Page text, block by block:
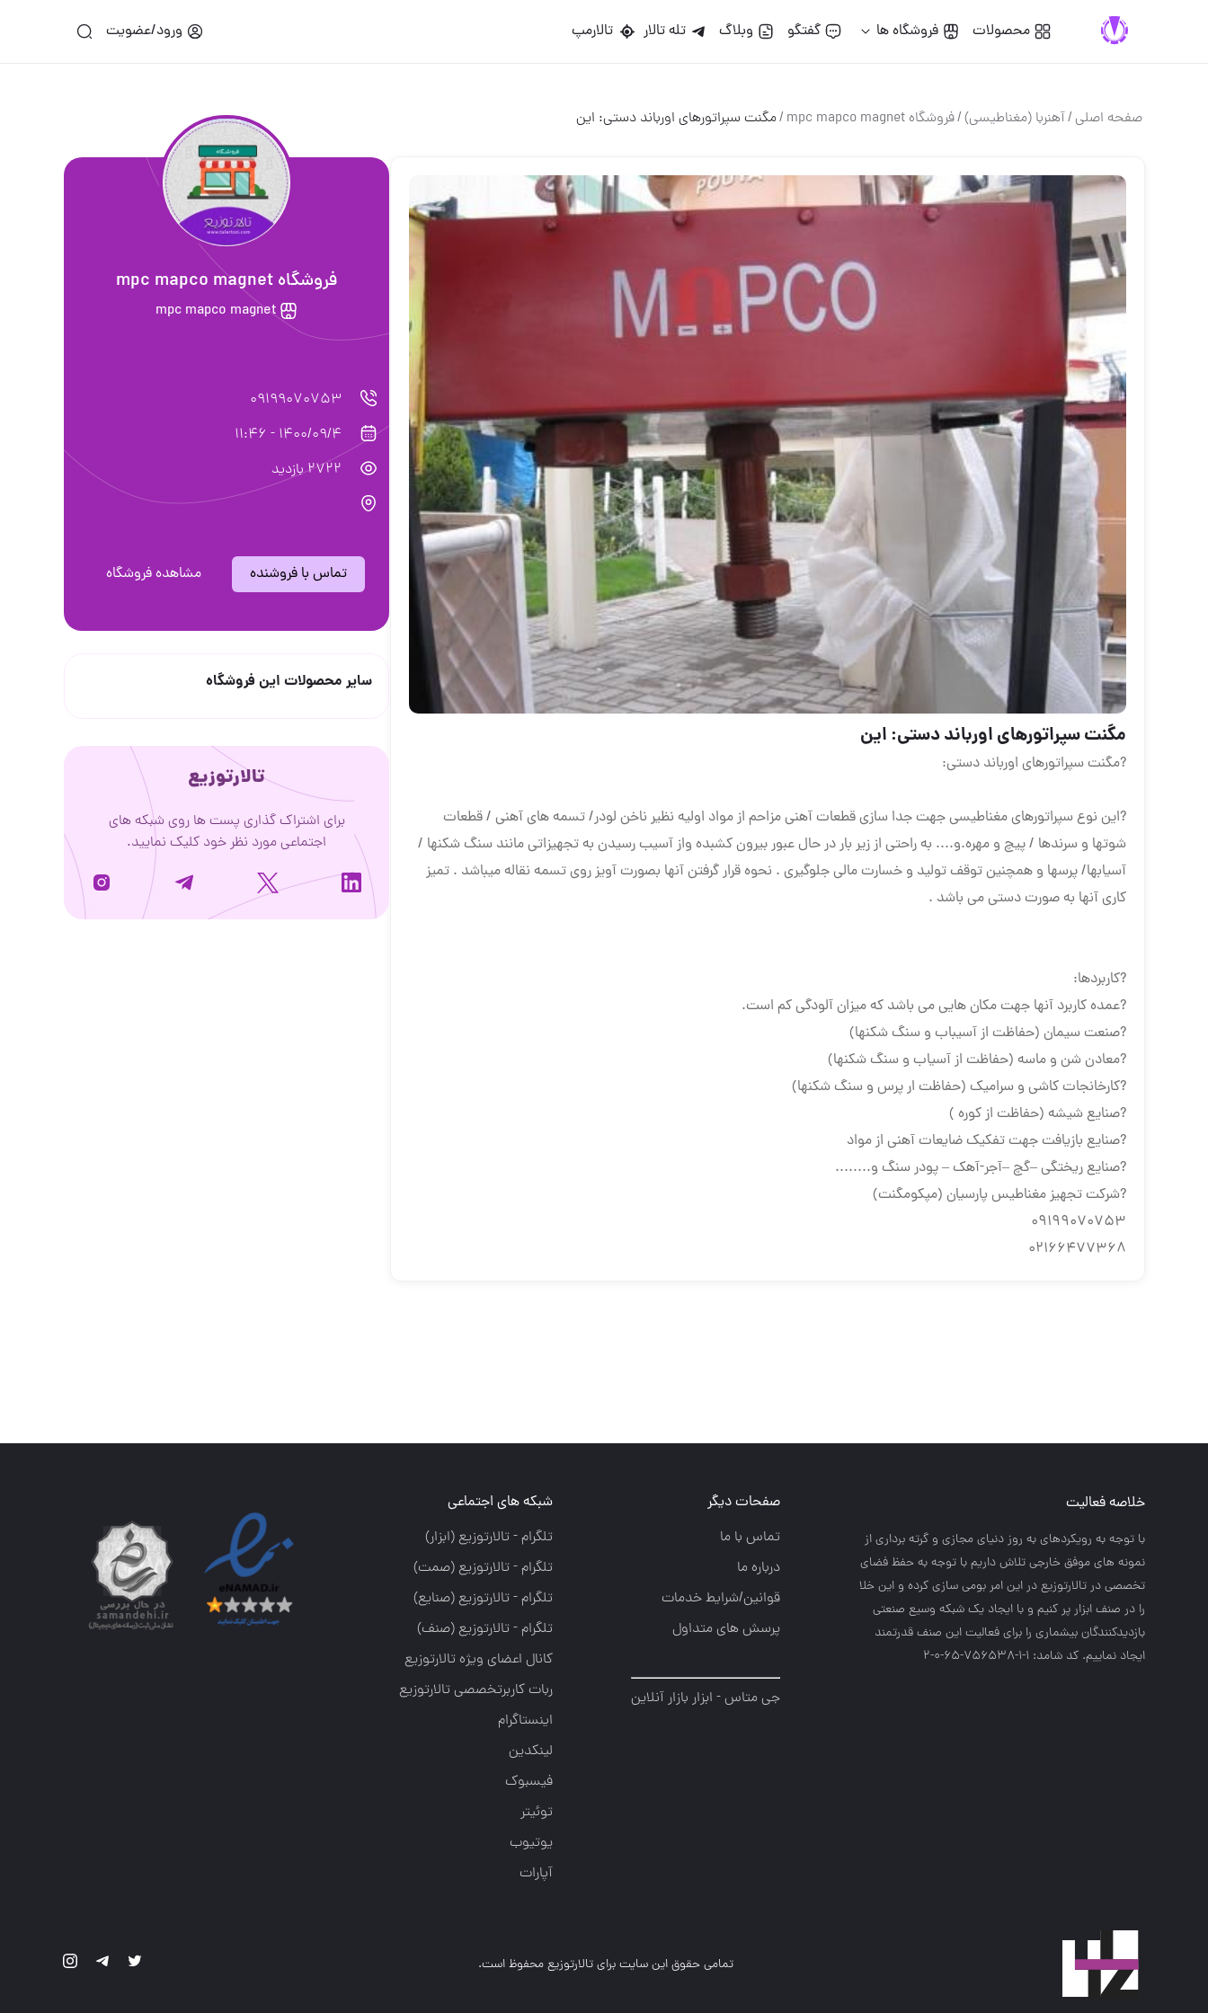
محصولات فروشگاه ها گفتگو وبلاگ تله تالار تالارمپ ورود/عضویت
صفحه اصلی/آهنربا (مغناطيسي) /فروشگاه mpc mapco magnet /مگنت سپراتورهای اورباند دستی: این
مگنت سپراتورهای اورباند دستی: این
?مگنت سپراتورهای اورباند دستی:
?این نوع سپراتورهای مغناطیسی جهت جدا سازی قطعات آهنی مزاحم از مواد اولیه نظیر ناخن لودر/ تسمه های آهنی / قطعات
شوتها و سرندها / پیچ و مهره.و.... به راحتی از زیر بار در حال عبور بیرون کشبده واز آسیب رسیدن به تجهیزاتی مانند سنگ شکنها /
آسیابها/ پرسها و همچنین توقف تولید و خسارت مالی جلوگیری . نحوه قرار گرفتن آنها بصورت آویز روی تسمه نقاله میباشد . تمیز
کاری آنها به صورت دستی می باشد .
?کاربردها:
?عمده کاربرد آنها جهت مکان هایی می باشد که میزان آلودگی کم است.
?صنعت سیمان (حفاظت از آسیباب و سنگ شکنها)
?معادن شن و ماسه (حفاظت از آسیاب و سنگ شکنها)
?کارخانجات کاشی و سرامیک (حفاظت ار پرس و سنگ شکنها)
?صنایع شیشه (حفاظت از کوره )
?صنایع بازیافت جهت تفکیک ضایعات آهنی از مواد
?صنایع ریختگی –گچ –آجر-آهک – پودر سنگ و........
?شرکت تجهیز مغناطیس پارسیان (مپکومگنت)
09199070753
02166477368
فروشگاه mpc mapco magnet
mpc mapco magnet
09199070753
1400/09/4 - 11:46
2722 بازدید
تماس با فروشنده مشاهده فروشگاه
سایر محصولات این فروشگاه
تالارتوزیع
برای اشتراک گذاری پست ها روی شبکه های
اجتماعی مورد نظر خود کلیک نمایید.
خلاصه فعالیت
با توجه به رويكردهاي به روز دنياي مجازي و گرته برداري از
نمونه هاي موفق خارجي تلاش داريم با توجه به حفظ فضاي
تخصصي در تالارتوزيع در اين امر بومي سازي كرده و اين خلا
را در صنف ابزار پر كنيم و با ايجاد يك شبكه وسيع صنعتي
بازديدكنندگان بيشماري را براي فعاليت اين صنف قدرتمند
ايجاد نماييم. کد شامد: 1-1-756538-65-0-2
صفحات دیگر
تماس با ما
درباره ما
قوانین/شرایط خدمات
پرسش های متداول
جی متاس - ابزار بازار آنلاین
شبکه های اجتماعی
تلگرام - تالارتوزيع (ابزار)
تلگرام - تالارتوزيع (صمت)
تلگرام - تالارتوزيع (صنايع)
تلگرام - تالارتوزیع (صنف)
کانال اعضای ویژه تالارتوزیع
ربات کاربرتخصصی تالارتوزیع
اینستاگرام
لینکدین
فیسبوک
توئیتر
یوتیوب
آپارات
تمامی حقوق این سایت برای تالارتوزیع محفوظ است.